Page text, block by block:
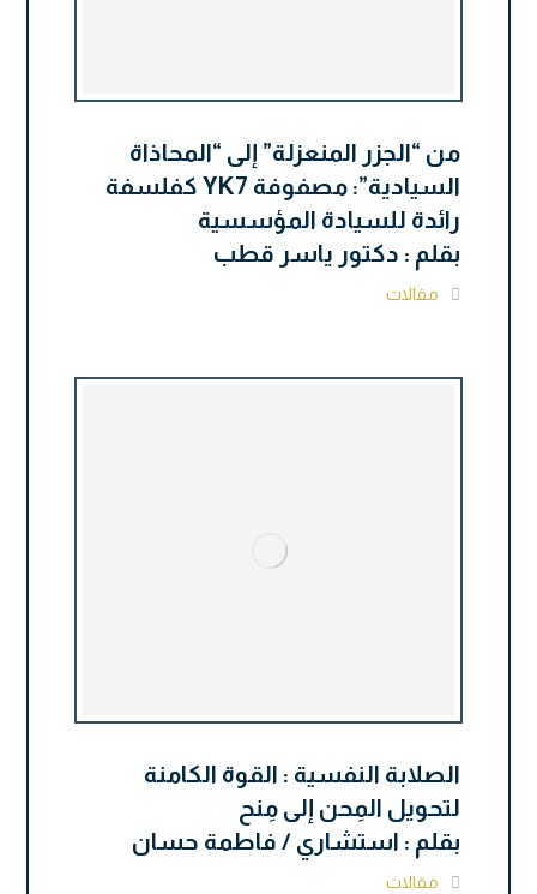
من “الجزر المنعزلة” إلى “المحاذاة
السيادية”: مصفوفة YK7 كفلسفة
رائدة للسيادة المؤسسية
بقلم : دكتور ياسر قطب
مقالات
الصلابة النفسية : القوة الكامنة
لتحويل المِحن إلى مِنح
بقلم : استشاري / فاطمة حسان
مقالات